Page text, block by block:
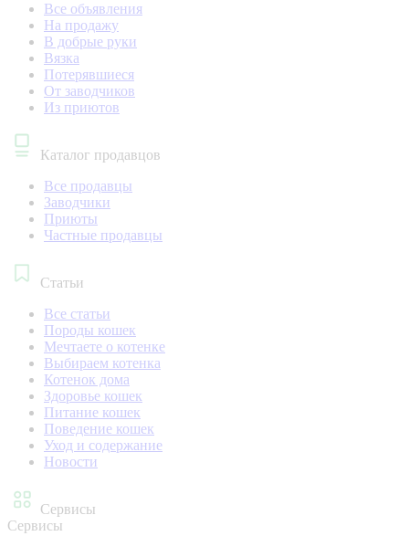
Все объявления
На продажу
В добрые руки
Вязка
Потерявшиеся
От заводчиков
Из приютов
Каталог продавцов
Все продавцы
Заводчики
Приюты
Частные продавцы
Статьи
Все статьи
Породы кошек
Мечтаете о котенке
Выбираем котенка
Котенок дома
Здоровье кошек
Питание кошек
Поведение кошек
Уход и содержание
Новости
Сервисы
Сервисы